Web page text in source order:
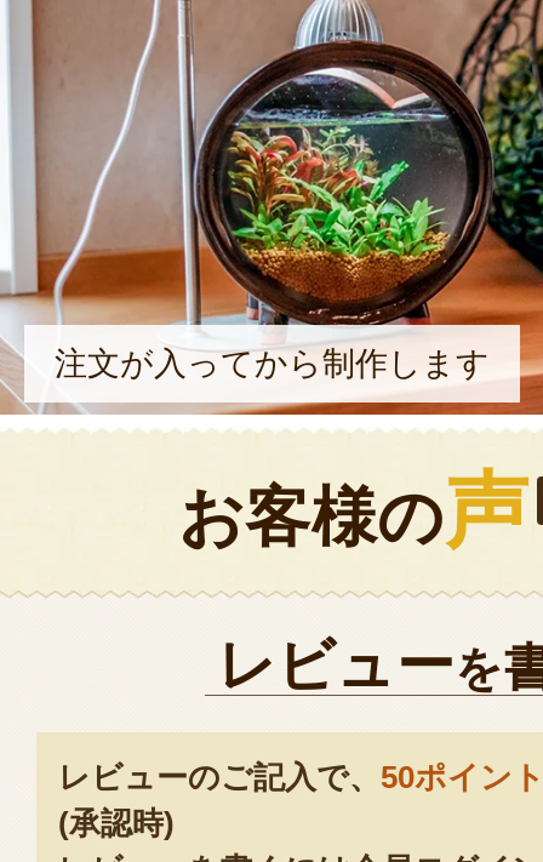
注文が入ってから制作します
お客様の声
レビューを
レビューのご記入で、 50ポイン
(承認時)